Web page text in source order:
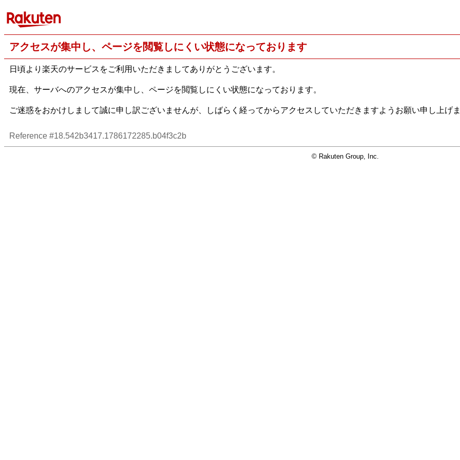
アクセスが集中し、ページを閲覧しにくい状態になっております
日頃より楽天のサービスをご利用いただきましてありがとうございます。
現在、サーバへのアクセスが集中し、ページを閲覧しにくい状態になっております。
ご迷惑をおかけしまして誠に申し訳ございませんが、しばらく経ってからアクセスしていただきますようお願い申し上げ
Reference #18.542b3417.1786172285.b04f3c2b
© Rakuten Group, Inc.